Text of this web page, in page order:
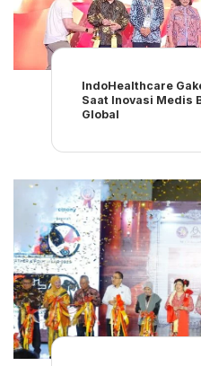
IndoHealthcare
Saat Inovasi Medis
Global